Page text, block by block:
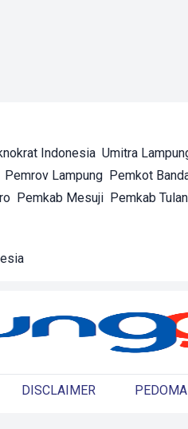
Indonesia Umitra
Pemrov Lampung Pemkot
Pemkab Mesuji Pemkab
DISCLAIMER